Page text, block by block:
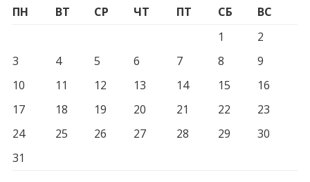
ПН ВТ СР ЧТ ПТ СБ
ВС
1
2
3
4 5 6 7 8
9
10
11 12 13 14 15
16
17
18 19 20 21 22
23
24
25 26 27 28 29
30
31